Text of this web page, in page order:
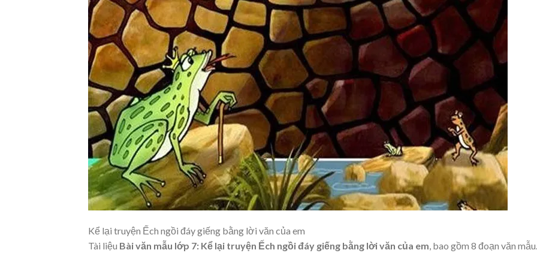
Kể lại truyện Ếch ngồi đáy giếng bằng lời văn của em
Tài liệu Bài văn mẫu lớp 7: Kể lại truyện Ếch ngồi đáy giếng bằng lời văn của em, bao gồm 8 đoạn văn mẫu.